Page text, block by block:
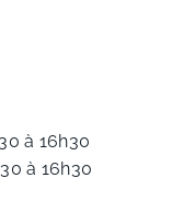
à 16h30
à 16h30